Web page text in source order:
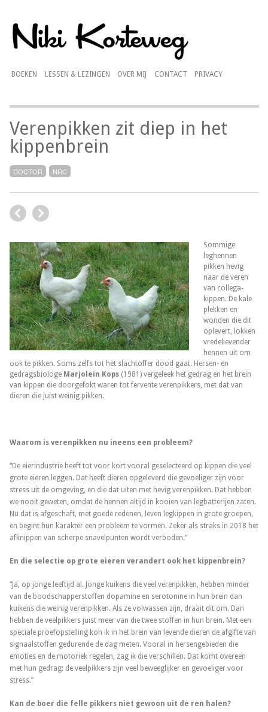
BOEKEN LESSEN & LEZINGEN OVER MIJ CONTACT PRIVACY
Verenpikken zit diep in het
kippenbrein
DOCTOR NRC
Sommige
leghennen
pikken hevig
naar de veren
van collega-
kippen. De kale
plekken en
wonden die dit
oplevert, lokken
vredelievender
hennen uit om
ook te pikken. Soms zelfs tot het slachtoffer dood gaat. Hersen- en
gedragsbiologe Marjolein Kops (1981) vergeleek het gedrag en het brein
van kippen die doorgefokt waren tot fervente verenpikkers, met dat van
dieren die juist weinig pikken.
Waarom is verenpikken nu ineens een probleem?
“De eierindustrie heeft tot voor kort vooral geselecteerd op kippen die veel
grote eieren leggen. Dat heeft dieren opgeleverd die gevoeliger zijn voor
stress uit de omgeving, en die dat uiten met hevig verenpikken. Dat hebben
we nooit geweten, omdat de hennen altijd in kooien van legbatterijen zaten.
Nu dat is afgeschaft, met goede redenen, leven legkippen in grote groepen,
en begint hun karakter een probleem te vormen. Zeker als straks in 2018 het
afknippen van scherpe snavelpunten wordt verboden.”
En die selectie op grote eieren verandert ook het kippenbrein?
“Ja, op jonge leeftijd al. Jonge kuikens die veel verenpikken, hebben minder
van de boodschapperstoffen dopamine en serotonine in hun brein dan
kuikens die weinig verenpikken. Als ze volwassen zijn, draait dit om. Dan
hebben de veelpikkers juist meer van die twee stoffen in hun brein. Met een
speciale proefopstelling kon ik in het brein van levende dieren de afgifte van
signaalstoffen gedurende de dag meten. Vooral in hersengebieden die
emoties en de motoriek regelen, zag ik die verschillen. Dat komt overeen
met hun gedrag: de veelpikkers zijn veel beweeglijker en gevoeliger voor
stress.”
Kan de boer die felle pikkers niet gewoon uit de ren halen?